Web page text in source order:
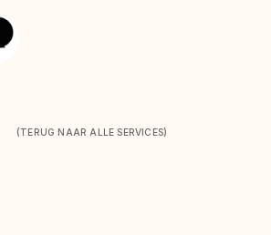
(TERUG NAAR ALLE SERVICES)